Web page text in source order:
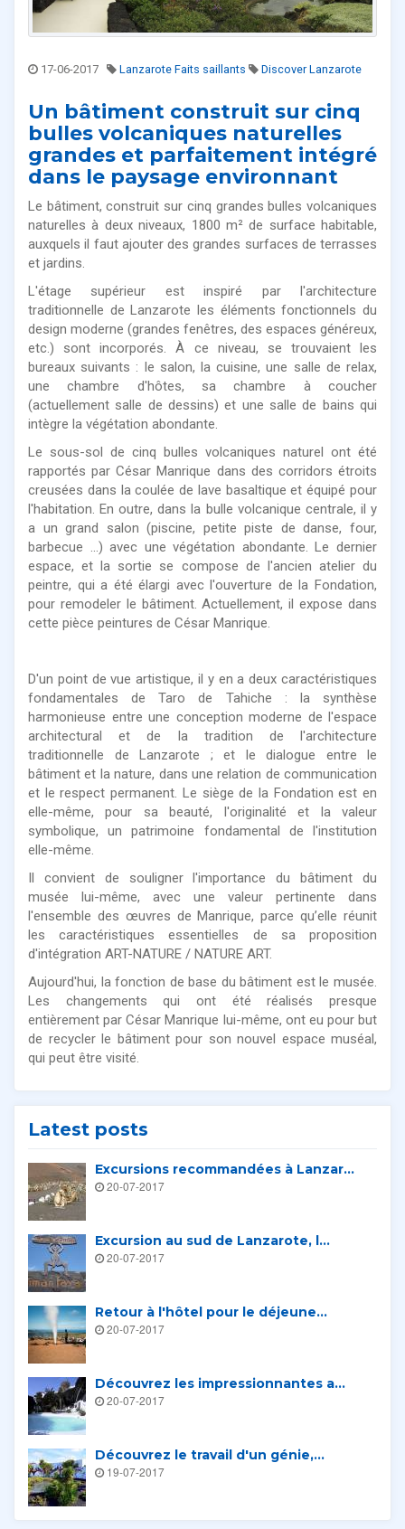
17-06-2017 Lanzarote Faits saillants Discover Lanzarote
Un bâtiment construit sur cinq
bulles volcaniques naturelles
grandes et parfaitement intégré
dans le paysage environnant
Le bâtiment, construit sur cinq grandes bulles volcaniques
naturelles à deux niveaux, 1800 m² de surface habitable,
auxquels il faut ajouter des grandes surfaces de terrasses
et jardins.
L'étage supérieur est inspiré par l'architecture
traditionnelle de Lanzarote les éléments fonctionnels du
design moderne (grandes fenêtres, des espaces généreux,
etc.) sont incorporés. À ce niveau, se trouvaient les
bureaux suivants : le salon, la cuisine, une salle de relax,
une chambre d'hôtes, sa chambre à coucher
(actuellement salle de dessins) et une salle de bains qui
intègre la végétation abondante.
Le sous-sol de cinq bulles volcaniques naturel ont été
rapportés par César Manrique dans des corridors étroits
creusées dans la coulée de lave basaltique et équipé pour
l'habitation. En outre, dans la bulle volcanique centrale, il y
a un grand salon (piscine, petite piste de danse, four,
barbecue ...) avec une végétation abondante. Le dernier
espace, et la sortie se compose de l'ancien atelier du
peintre, qui a été élargi avec l'ouverture de la Fondation,
pour remodeler le bâtiment. Actuellement, il expose dans
cette pièce peintures de César Manrique.
D'un point de vue artistique, il y en a deux caractéristiques
fondamentales de Taro de Tahiche : la synthèse
harmonieuse entre une conception moderne de l'espace
architectural et de la tradition de l'architecture
traditionnelle de Lanzarote ; et le dialogue entre le
bâtiment et la nature, dans une relation de communication
et le respect permanent. Le siège de la Fondation est en
elle-même, pour sa beauté, l'originalité et la valeur
symbolique, un patrimoine fondamental de l'institution
elle-même.
Il convient de souligner l'importance du bâtiment du
musée lui-même, avec une valeur pertinente dans
l'ensemble des œuvres de Manrique, parce qu’elle réunit
les caractéristiques essentielles de sa proposition
d'intégration ART-NATURE / NATURE ART.
Aujourd'hui, la fonction de base du bâtiment est le musée.
Les changements qui ont été réalisés presque
entièrement par César Manrique lui-même, ont eu pour but
de recycler le bâtiment pour son nouvel espace muséal,
qui peut être visité.
Latest posts
Excursions recommandées à Lanzar...
20-07-2017
Excursion au sud de Lanzarote, l...
20-07-2017
Retour à l'hôtel pour le déjeune...
20-07-2017
Découvrez les impressionnantes a...
20-07-2017
Découvrez le travail d'un génie,...
19-07-2017